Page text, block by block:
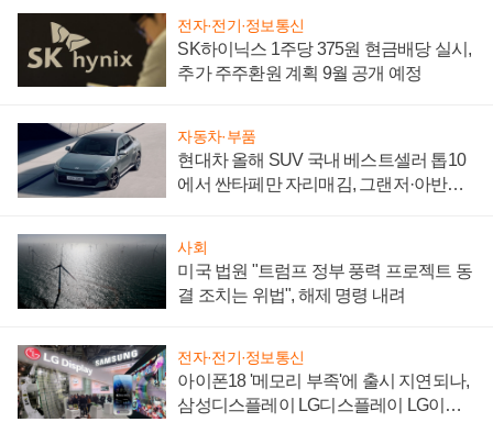
전자·전기·정보통신
SK하이닉스 1주당 375원 현금배당 실시,
추가 주주환원 계획 9월 공개 예정
자동차·부품
현대차 올해 SUV 국내 베스트셀러 톱10
에서 싼타페만 자리매김, 그랜저·아반떼
사회
미국 법원 "트럼프 정부 풍력 프로젝트 동
결 조치는 위법", 해제 명령 내려
전자·전기·정보통신
아이폰18 '메모리 부족'에 출시 지연되나,
삼성디스플레이 LG디스플레이 LG이노